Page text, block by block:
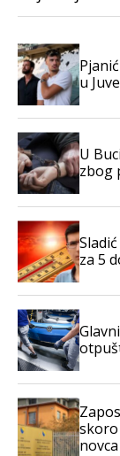
u
U
zbog
za 5
skoro
novca